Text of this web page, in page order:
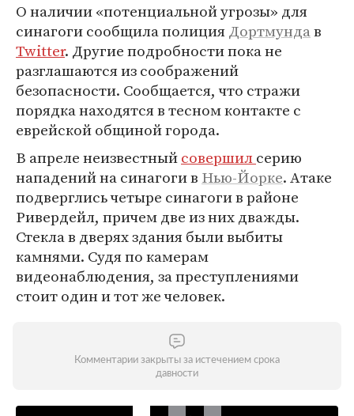
О наличии «потенциальной угрозы» для
синагоги сообщила полицияДортмундав
Twitter. Другие подробности пока не
разглашаются из соображений
безопасности. Сообщается, что стражи
порядка находятся в тесном контакте с
еврейской общиной города.
В апреле неизвестныйсовершилсерию
нападений на синагоги в Нью-Йорке. Атаке
подверглись четыре синагоги в районе
Ривердейл, причем две из них дважды.
Стекла в дверях здания были выбиты
камнями. Судя по камерам
видеонаблюдения, за преступлениями
стоит один и тот же человек.
Комментарии закрыты за истечением срока
давности